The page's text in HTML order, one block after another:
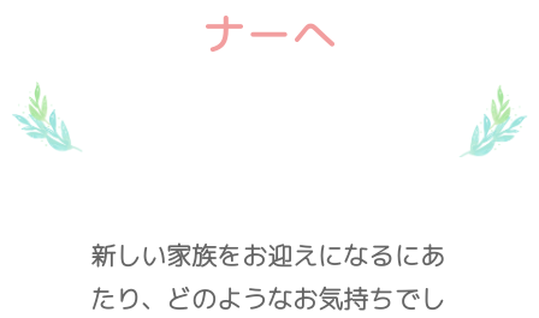
ナーへ
新しい家族をお迎えになるにあ
たり、どのようなお気持ちでし